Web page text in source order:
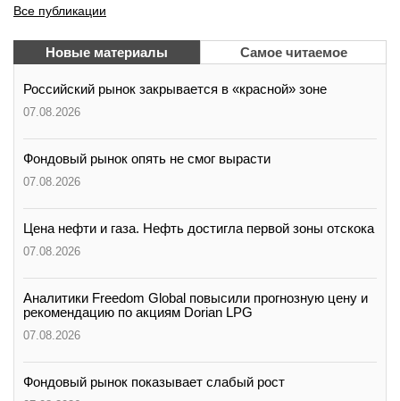
Все публикации
Новые материалы Самое читаемое
Российский рынок закрывается в «красной» зоне
07.08.2026
Фондовый рынок опять не смог вырасти
07.08.2026
Цена нефти и газа. Нефть достигла первой зоны отскока
07.08.2026
Аналитики Freedom Global повысили прогнозную цену и
рекомендацию по акциям Dorian LPG
07.08.2026
Фондовый рынок показывает слабый рост